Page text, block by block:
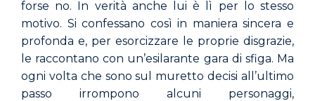
forse no. In verità anche lui è lì per lo stesso
motivo. Si confessano così in maniera sincera e
profonda e, per esorcizzare le proprie disgrazie,
le raccontano con un’esilarante gara di sfiga. Ma
ogni volta che sono sul muretto decisi all’ultimo
passo irrompono alcuni personaggi,